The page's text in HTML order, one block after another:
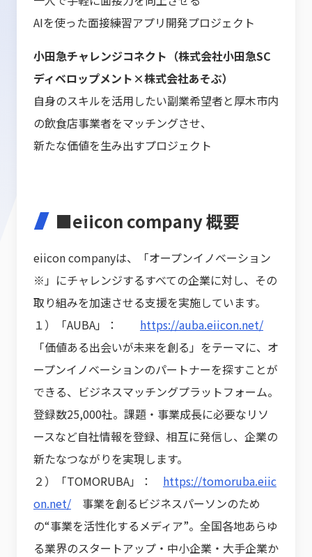
AIを使った面接練習アプリ開発プロジェクト
小田急チャレンジコネクト（株式会社小田急SC
ディベロップメント×株式会社あそぶ）
自身のスキルを活用したい副業希望者と厚木市内
の飲食店事業者をマッチングさせ、
新たな価値を生み出すプロジェクト
■eiicon company 概要
eiicon companyは、「オープンイノベーション
※」にチャレンジするすべての企業に対し、その
取り組みを加速させる支援を実施しています。
１）「AUBA」： https://auba.eiicon.net/
「価値ある出会いが未来を創る」をテーマに、オ
ープンイノベーションのパートナーを探すことが
できる、ビジネスマッチングプラットフォーム。
登録数25,000社。課題・事業成長に必要なリソ
ースなど自社情報を登録、相互に発信し、企業の
新たなつながりを実現します。
２）「TOMORUBA」： https://tomoruba.eiic
on.net/ 事業を創るビジネスパーソンのため
の“事業を活性化するメディア”。全国各地あらゆ
る業界のスタートアップ・中小企業・大手企業か